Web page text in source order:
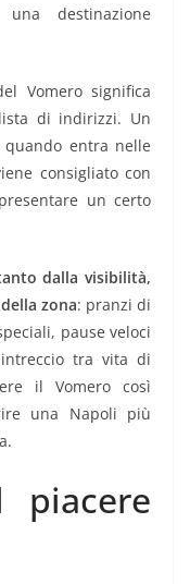
destinazione
Vomero significa
di indirizzi. Un
quando entra nelle
consigliato con
un certo
dalla visibilità,
zona: pranzi di
pause veloci
tra vita di
il Vomero così
una Napoli più